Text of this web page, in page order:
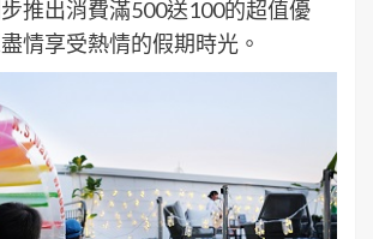
推出消費滿500送100的超值優
情享受熱情的假期時光。